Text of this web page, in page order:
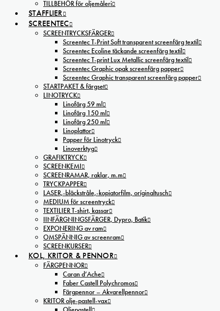
TILLBEHÖR för oljemåleri
STAFFLIER
SCREENTEC
SCREENTRYCKSFÄRGER
Screentec T-Print Soft transparent screenfärg textil
Screentec Ecoline täckande screenfärg textil
Screentec T-print Lux Metallic screenfärg textil
Screentec Graphic opak screenfärg papper
Screentec Graphic transparent screenfärg papper
STARTPAKET & färgset
LINOTRYCK
Linofärg 59 ml
Linofärg 150 ml
Linofärg 250 ml
Linoplattor
Papper för Linotryck
Linoverktyg
GRAFIKTRYCK
SCREENKEMI
SCREENRAMAR, raklar, m.m
TRYCKPAPPER
LASER,-bläckstråle,-kopiatorfilm, oríginaltusch
MEDIUM för screentryck
TEXTILIER T-shirt, kassar
IINFÄRGNINGSFÄRGER, Dypro, Batik
EXPONERING av ram
OMSPÄNNIG av screenram
SCREENKURSER
KOL, KRITOR & PENNOR
FÄRGPENNOR
Caran d’Ache
Faber Castell Polychromos
Färgpennor – Akvarellpennor
KRITOR olje-pastell-vax